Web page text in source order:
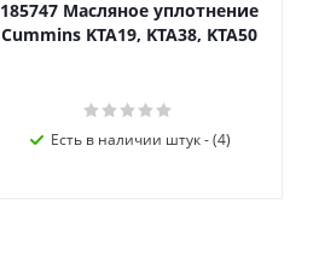
185747 Масляное уплотнение
Cummins KTA19, KTA38, KTA50
Есть в наличии штук - (4)